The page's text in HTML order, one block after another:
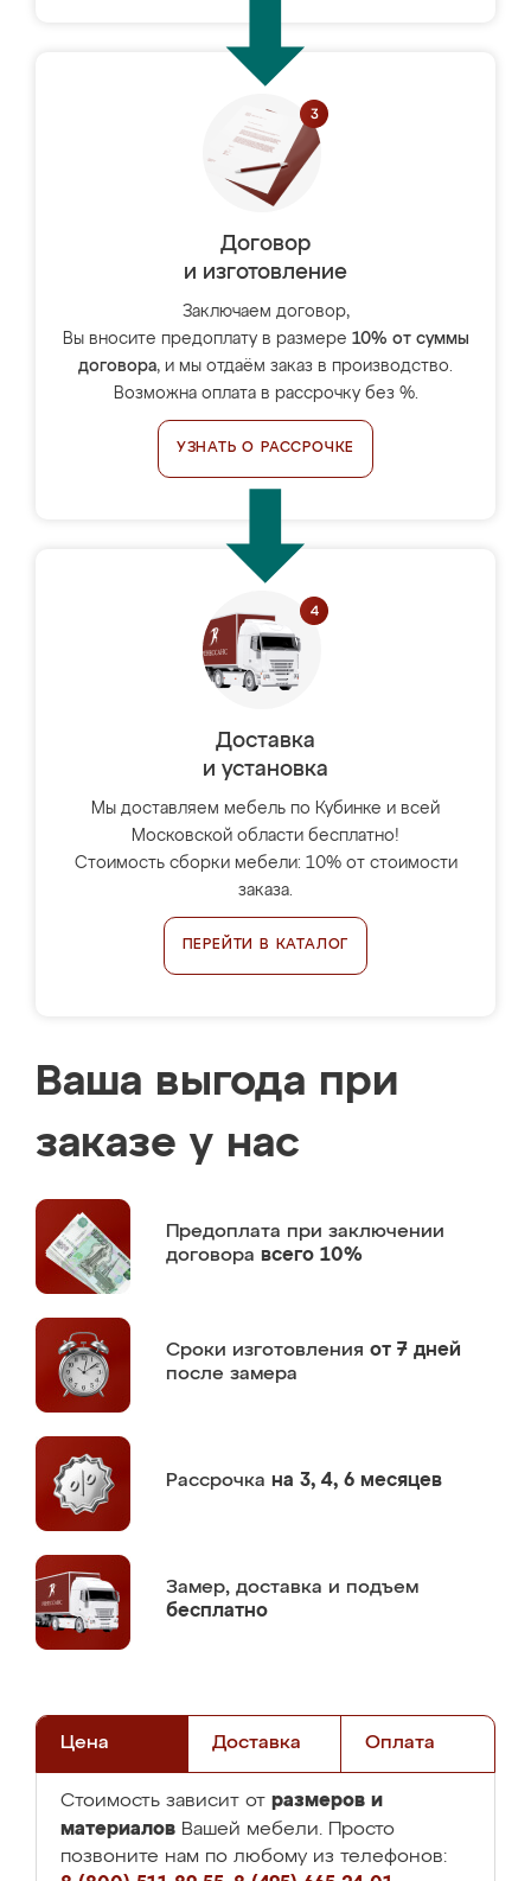
Договор
и изготовление
Заключаем договор,
Вы вносите предоплату в размере 10% от суммы
договора, и мы отдаём заказ в производство.
Возможна оплата в рассрочку без %.
УЗНАТЬ О РАССРОЧКЕ
Доставка
и установка
Мы доставляем мебель по Кубинке и всей
Московской области бесплатно!
Стоимость сборки мебели: 10% от стоимости
заказа.
ПЕРЕЙТИ В КАТАЛОГ
Ваша выгода при
заказе у нас
Предоплата при заключении
договора всего 10%
Сроки изготовления от 7 дней
после замера
Рассрочка на 3, 4, 6 месяцев
Замер, доставка и подъем
бесплатно
Цена Доставка Оплата
Стоимость зависит от размеров и
материалов Вашей мебели. Просто
позвоните нам по любому из телефонов: